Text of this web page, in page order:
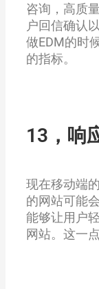
咨询，高质
户回信确认
做EDM的时
的指标。
13，响
现在移动端
的网站可能
能够让用户
网站。这一